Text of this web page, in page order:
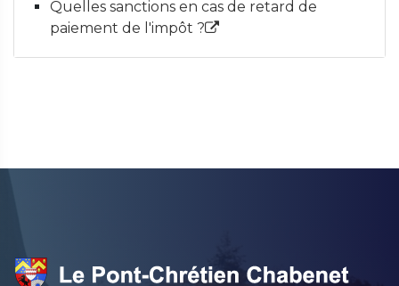
Quelles sanctions en cas de retard de
paiement de l'impôt ?